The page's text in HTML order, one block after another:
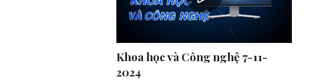
Khoa học và Công nghệ 7-11-
2024